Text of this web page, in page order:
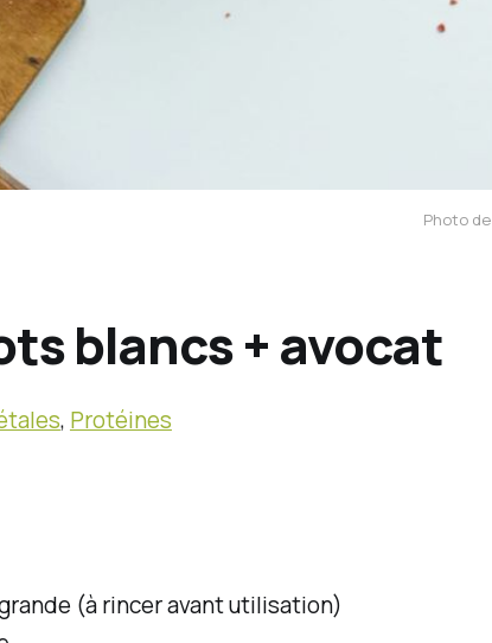
Photo de
blancs + avocat
, Protéines
(à rincer avant utilisation)